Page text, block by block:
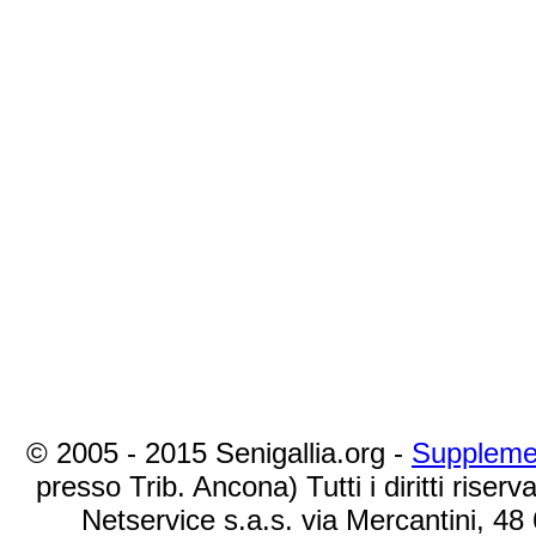
© 2005 - 2015 Senigallia.org -
presso Trib. Ancona) Tutti i diritti
Netservice s.a.s. via Mercantini,